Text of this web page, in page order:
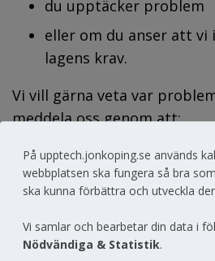
du upptäcker problem
eller om du anser att
lagens krav.
Vi vill gärna veta var
meddela oss genom att:
fylla i formuläret nedan
skicka e-post till
ringa vårt kontaktcenter
På upptech.jonkoping.se används
webbplatsen ska fungera så bra
ska kunna förbättra och utveckla
Vi samlar och bearbetar din data i
Nödvändiga & Statistik.